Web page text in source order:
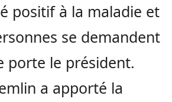
positif à la maladie et
se demandent
porte le président.
a apporté la